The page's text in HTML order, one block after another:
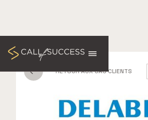
RETOUR AUX CAS CLIENTS